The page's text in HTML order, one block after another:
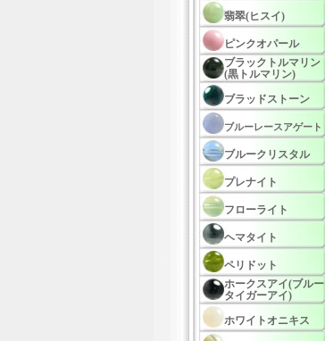
翡翠(ヒスイ)
ピンクオパール
ブラックトルマリン
(黒トルマリン)
ブラッドストーン
ブルーレースアゲート
ブルークリスタル
プレナイト
フローライト
ヘマタイト
ペリドット
ホークスアイ(ブルー
タイガーアイ)
ホワイトオニキス